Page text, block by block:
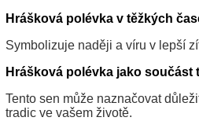
Hrášková polévka v těžkých
Symbolizuje naději a víru v lepší
Hrášková polévka jako součást
Tento sen může naznačovat
tradic ve vašem životě.